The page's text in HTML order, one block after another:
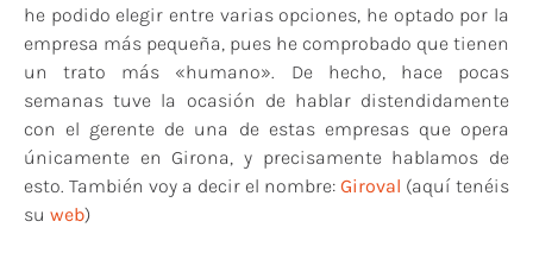
he podido elegir entre varias opciones, he optado por la
empresa más pequeña, pues he comprobado que tienen
un trato más «humano». De hecho, hace pocas
semanas tuve la ocasión de hablar distendidamente
con el gerente de una de estas empresas que opera
únicamente en Girona, y precisamente hablamos de
esto. También voy a decir el nombre: Giroval (aquí tenéis
su web)